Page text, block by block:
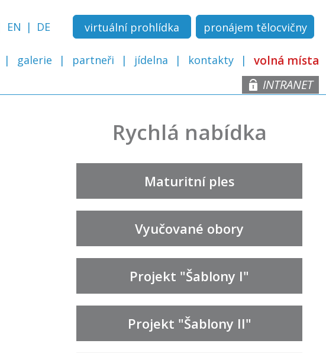
galerie partneři jídelna kontakty volná místa
EN DE virtuální prohlídka pronájem tělocvičny
INTRANET
Rychlá nabídka
Maturitní ples
Vyučované obory
Projekt "Šablony I"
Projekt "Šablony II"